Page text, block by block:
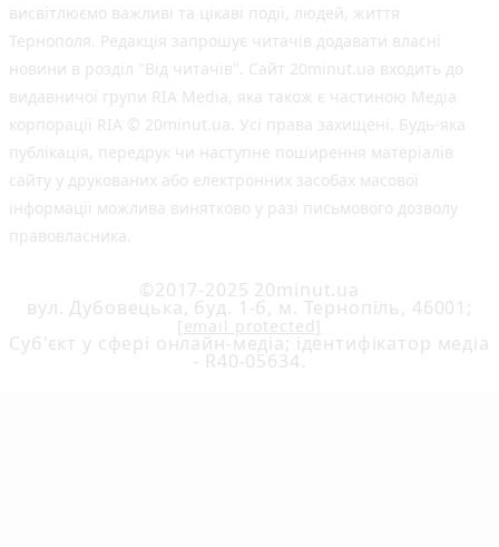
висвітлюємо важливі та цікаві події, людей, життя
Тернополя. Редакція запрошує читачів додавати власні
новини в розділ "Від читачів". Сайт 20minut.ua входить до
видавничої групи RIA Media, яка також є частиною Медіа
корпорації RIA © 20minut.ua. Усі права захищені. Будь-яка
публiкацiя, передрук чи наступне поширення матеріалів
сайту у друкованих або електронних засобах масової
інформації можлива винятково у разі письмового дозволу
правовласника.
©2017-2025 20minut.ua
вул. Дубовецька, буд. 1-б, м. Тернопіль, 46001;
[email protected]
Cуб'єкт у сфері онлайн-медіа; ідентифікатор медіа
- R40-05634.